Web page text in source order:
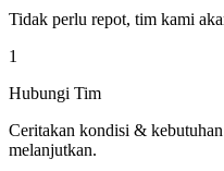
Tidak perlu repot, tim kami
1
Hubungi Tim
Ceritakan kondisi &
melanjutkan.